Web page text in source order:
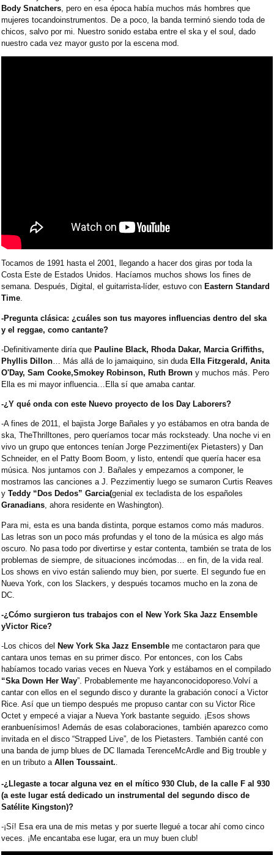
Body Snatchers , pero en esa época había muchos más hombres que
mujeres tocandoinstrumentos. De a poco, la banda terminó siendo toda de
chicos, salvo por mi. Nuestro sonido estaba entre el ska y el soul, dado
nuestro cada vez mayor gusto por la escena mod.
Tocamos de 1991 hasta el 2001, llegando a hacer dos giras por toda la
Costa Este de Estados Unidos. Hacíamos muchos shows los fines de
semana. Después, Digital, el guitarrista-líder, estuvo con Eastern Standard
Time.
-Pregunta clásica: ¿cuáles son tus mayores influencias dentro del ska
y el reggae, como cantante?
-Definitivamente diría que Pauline Black, Rhoda Dakar, Marcia Griffiths,
Phyllis Dillon … Más allá de lo jamaiquino, sin duda Ella Fitzgerald, Anita
O'Day, Sam Cooke,Smokey Robinson, Ruth Brown y muchos más. Pero
Ella es mi mayor influencia…Ella sí que amaba cantar.
-¿Y qué onda con este Nuevo proyecto de los Day Laborers?
-A fines de 2011, el bajista Jorge Bañales y yo estábamos en otra banda de
ska, TheThrilltones, pero queríamos tocar más rocksteady. Una noche vi en
vivo un grupo que entonces tenían Jorge Pezzimenti(ex Pietasters) y Dan
Schneider, en el Patty Boom Boom, y listo, entendí que quería hacer esa
música. Nos juntamos con J. Bañales y empezamos a componer, le
mostramos las canciones a J. Pezzimentiy luego se sumaron Curtis Reaves
y Teddy “Dos Dedos” Garcia(genial ex tecladista de los españoles
Granadians, ahora residente en Washington).
Para mi, esta es una banda distinta, porque estamos como más maduros.
Las letras son un poco más profundas y el tono de la música es algo más
oscuro. No pasa todo por divertirse y estar contenta, también se trata de los
problemas de siempre, de situaciones incómodas… en fin, de la vida real.
Los shows en vivo están saliendo muy bien, por suerte. El segundo fue en
Nueva York, con los Slackers, y después tocamos mucho en la zona de
DC.
-¿Cómo surgieron tus trabajos con el New York Ska Jazz Ensemble
yVictor Rice?
-Los chicos del New York Ska Jazz Ensemble me contactaron para que
cantara unos temas en su primer disco. Por entonces, con los Cabs
habíamos tocado varias veces en Nueva York y estábamos en el compilado
“Ska Down Her Way”. Probablemente me hayanconocidoporeso.Volví a
cantar con ellos en el segundo disco y durante la grabación conocí a Victor
Rice. Así que un tiempo después me propuso cantar con su Victor Rice
Octet y empecé a viajar a Nueva York bastante seguido. ¡Esos shows
eranbuenísimos! Además de esas colaboraciones, también aparezco como
invitada en el disco “Strapped Live”, de los Pietasters. También canté con
una banda de jump blues de DC llamada TerenceMcArdle and Big trouble y
en un tributo a Allen Toussaint..
-¿Llegaste a tocar alguna vez en el mítico 930 Club, de la calle F al 930
(a este lugar está dedicado un instrumental del segundo disco de
Satélite Kingston)?
-¡Sí! Esa era una de mis metas y por suerte llegué a tocar ahí como cinco
veces. ¡Me encantaba ese lugar, era un muy buen club!